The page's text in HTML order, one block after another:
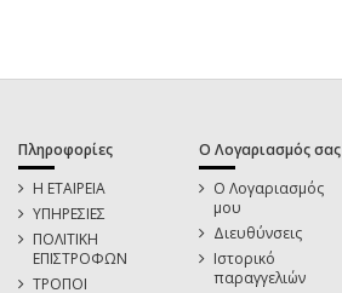
Πληροφορίες
Η ΕΤΑΙΡΕΙΑ
ΥΠΗΡΕΣΙΕΣ
ΠΟΛΙΤΙΚΗ
ΕΠΙΣΤΡΟΦΩΝ
ΤΡΟΠΟΙ
Ο Λογαριασμός σας
Ο Λογαριασμός
μου
Διευθύνσεις
Ιστορικό
παραγγελιών